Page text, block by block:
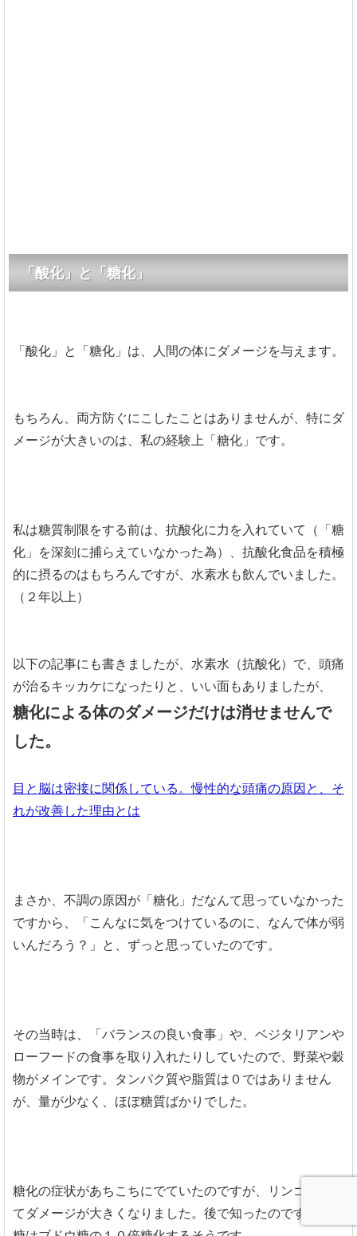
「酸化」と「糖化」
「酸化」と「糖化」は、人間の体にダメージを与えます。
もちろん、両方防ぐにこしたことはありませんが、特にダ
メージが大きいのは、私の経験上「糖化」です。
私は糖質制限をする前は、抗酸化に力を入れていて（「糖
化」を深刻に捕らえていなかった為）、抗酸化食品を積極
的に摂るのはもちろんですが、水素水も飲んでいました。
（２年以上）
以下の記事にも書きましたが、水素水（抗酸化）で、頭痛
が治るキッカケになったりと、いい面もありましたが、
糖化による体のダメージだけは消せませんで
した。
目と脳は密接に関係している。慢性的な頭痛の原因と、そ
れが改善した理由とは
まさか、不調の原因が「糖化」だなんて思っていなかった
ですから、「こんなに気をつけているのに、なんで体が弱
いんだろう？」と、ずっと思っていたのです。
その当時は、「バランスの良い食事」や、ベジタリアンや
ローフードの食事を取り入れたりしていたので、野菜や穀
物がメインです。タンパク質や脂質は０ではありません
が、量が少なく、ほぼ糖質ばかりでした。
糖化の症状があちこちにでていたのですが、リンゴによっ
てダメージが大きくなりました。後で知ったのですが、果